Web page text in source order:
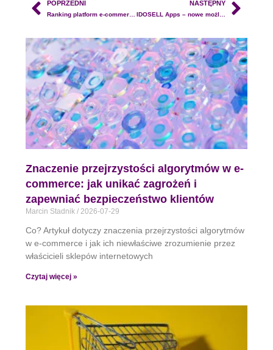
POPRZEDNI NASTĘPNY
Znaczenie przejrzystości algorytmów w e-
commerce: jak unikać zagrożeń i
zapewniać bezpieczeństwo klientów
Marcin Stadnik 2026-07-29
Co? Artykuł dotyczy znaczenia przejrzystości algorytmów
w e-commerce i jak ich niewłaściwe zrozumienie przez
właścicieli sklepów internetowych
Czytaj więcej »